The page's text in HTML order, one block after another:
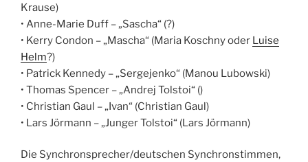
Krause)
• Anne-Marie Duff – „Sascha“ (?)
• Kerry Condon – „Mascha“ (Maria Koschny oder Luise
Helm?)
• Patrick Kennedy – „Sergejenko“ (Manou Lubowski)
• Thomas Spencer – „Andrej Tolstoi“ ()
• Christian Gaul – „Ivan“ (Christian Gaul)
• Lars Jörmann – „Junger Tolstoi“ (Lars Jörmann)
Die Synchronsprecher/deutschen Synchronstimmen,